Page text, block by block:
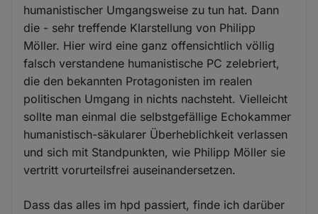
humanistischer Umgangsweise zu tun hat. Dann
die - sehr treffende Klarstellung von Philipp
Möller. Hier wird eine ganz offensichtlich völlig
falsch verstandene humanistische PC zelebriert,
die den bekannten Protagonisten im realen
politischen Umgang in nichts nachsteht. Vielleicht
sollte man einmal die selbstgefällige Echokammer
humanistisch-säkularer Überheblichkeit verlassen
und sich mit Standpunkten, wie Philipp Möller sie
vertritt vorurteilsfrei auseinandersetzen.
Dass das alles im hpd passiert, finde ich darüber